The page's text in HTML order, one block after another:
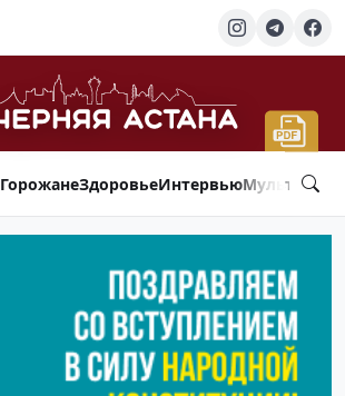
ГорожанеЗдоровьеИнтервью